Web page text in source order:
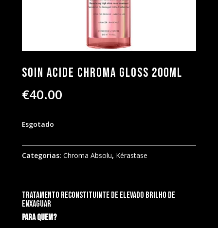
Soin Acide Chroma Gloss 200ml
€40.00
Esgotado
Categorias: Chroma Absolu, Kérastase
Tratamento reconstituinte de elevado brilho de
enxaguar
Para quem?